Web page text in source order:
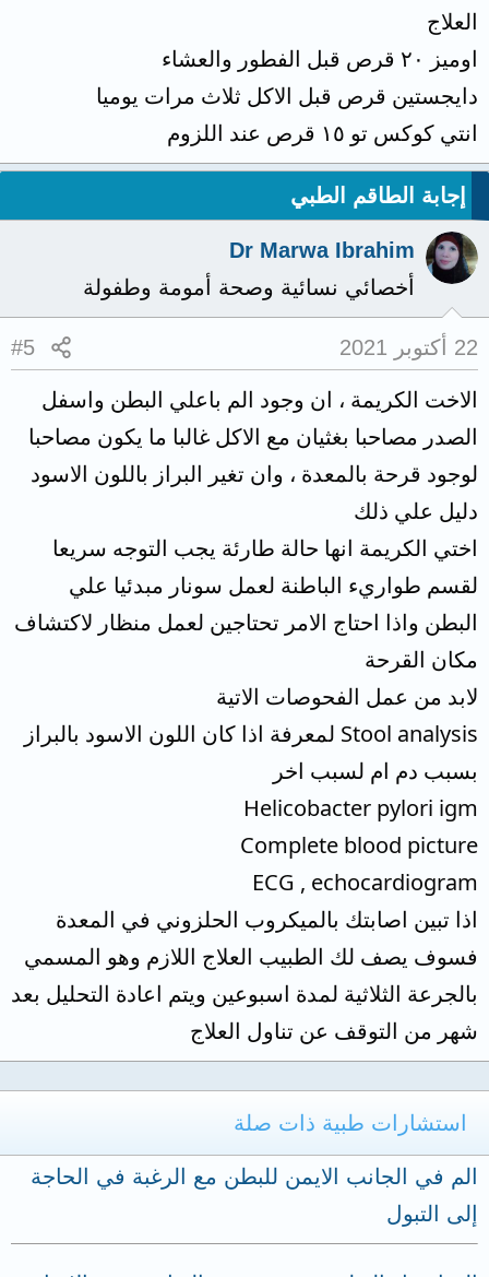
العلاج
اوميز ٢٠ قرص قبل الفطور والعشاء
دايجستين قرص قبل الاكل ثلاث مرات يوميا
انتي كوكس تو ١٥ قرص عند اللزوم
إجابة الطاقم الطبي
Dr Marwa Ibrahim
أخصائي نسائية وصحة أمومة وطفولة
22 أكتوبر 2021 #5
الاخت الكريمة ، ان وجود الم باعلي البطن واسفل
الصدر مصاحبا بغثيان مع الاكل غالبا ما يكون مصاحبا
لوجود قرحة بالمعدة ، وان تغير البراز باللون الاسود
دليل علي ذلك
اختي الكريمة انها حالة طارئة يجب التوجه سريعا
لقسم طواريء الباطنة لعمل سونار مبدئيا علي
البطن واذا احتاج الامر تحتاجين لعمل منظار لاكتشاف
مكان القرحة
لابد من عمل الفحوصات الاتية
Stool analysis لمعرفة اذا كان اللون الاسود بالبراز
بسبب دم ام لسبب اخر
Helicobacter pylori igm
Complete blood picture
ECG , echocardiogram
اذا تبين اصابتك بالميكروب الحلزوني في المعدة
فسوف يصف لك الطبيب العلاج اللازم وهو المسمي
بالجرعة الثلاثية لمدة اسبوعين ويتم اعادة التحليل بعد
شهر من التوقف عن تناول العلاج
استشارات طبية ذات صلة
الم في الجانب الايمن للبطن مع الرغبة في الحاجة
إلى التبول